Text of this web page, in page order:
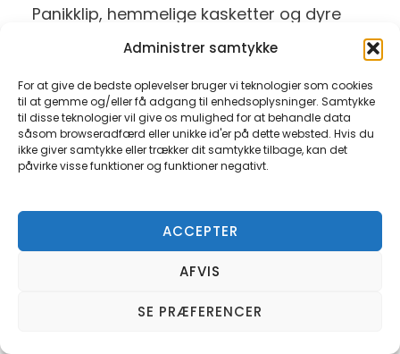
Administrer samtykke
For at give de bedste oplevelser bruger vi teknologier som cookies
til at gemme og/eller få adgang til enhedsoplysninger. Samtykke
til disse teknologier vil give os mulighed for at behandle data
såsom browseradfærd eller unikke id'er på dette websted. Hvis du
ikke giver samtykke eller trækker dit samtykke tilbage, kan det
påvirke visse funktioner og funktioner negativt.
ACCEPTER
AFVIS
SE PRÆFERENCER
Panikklip, hemmelige kasketter og dyre
impulskøb klokken 01 hjælper sjældent.
Hårtab på benene
Nogle mænd mister også hår på benene
med alderen. Det kan virke mærkeligt,
Kroppen ændrer sig, og hårtab sker ikke
kun på hovedet.
med blodcirkulation, alder, hormoner eller